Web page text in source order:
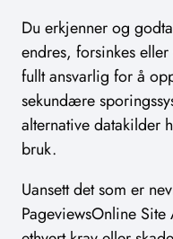
Du erkjenner og
endres, forsinkes
fullt ansvarlig for å
sekundære
alternative datakilder
bruk.
Uansett det som er
PageviewsOnline